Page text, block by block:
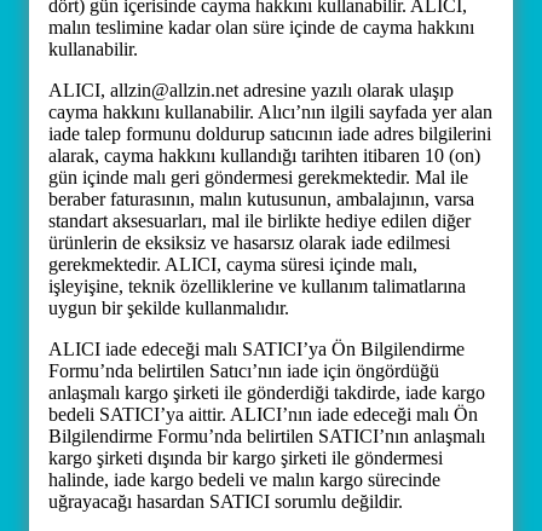
dört) gün içerisinde cayma hakkını kullanabilir. ALICI,
malın teslimine kadar olan süre içinde de cayma hakkını
kullanabilir.
ALICI, allzin@allzin.net adresine yazılı olarak ulaşıp
cayma hakkını kullanabilir. Alıcı’nın ilgili sayfada yer alan
iade talep formunu doldurup satıcının iade adres bilgilerini
alarak, cayma hakkını kullandığı tarihten itibaren 10 (on)
gün içinde malı geri göndermesi gerekmektedir. Mal ile
beraber faturasının, malın kutusunun, ambalajının, varsa
standart aksesuarları, mal ile birlikte hediye edilen diğer
ürünlerin de eksiksiz ve hasarsız olarak iade edilmesi
gerekmektedir. ALICI, cayma süresi içinde malı,
işleyişine, teknik özelliklerine ve kullanım talimatlarına
uygun bir şekilde kullanmalıdır.
ALICI iade edeceği malı SATICI’ya Ön Bilgilendirme
Formu’nda belirtilen Satıcı’nın iade için öngördüğü
anlaşmalı kargo şirketi ile gönderdiği takdirde, iade kargo
bedeli SATICI’ya aittir. ALICI’nın iade edeceği malı Ön
Bilgilendirme Formu’nda belirtilen SATICI’nın anlaşmalı
kargo şirketi dışında bir kargo şirketi ile göndermesi
halinde, iade kargo bedeli ve malın kargo sürecinde
uğrayacağı hasardan SATICI sorumlu değildir.